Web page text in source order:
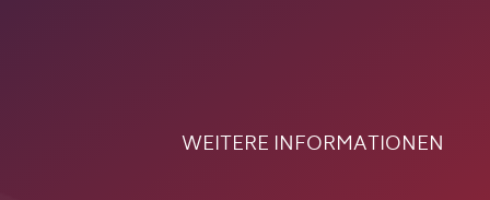
WEITERE INFORMATIONEN